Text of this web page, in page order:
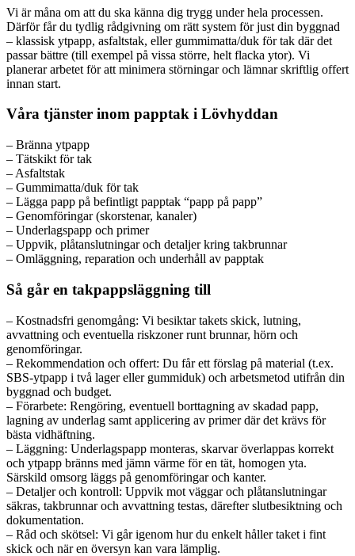
Vi är måna om att du ska känna dig trygg under hela processen.
Därför får du tydlig rådgivning om rätt system för just din byggnad
– klassisk ytpapp, asfaltstak, eller gummimatta/duk för tak där det
passar bättre (till exempel på vissa större, helt flacka ytor). Vi
planerar arbetet för att minimera störningar och lämnar skriftlig offert
innan start.
Våra tjänster inom papptak i Lövhyddan
– Bränna ytpapp
– Tätskikt för tak
– Asfaltstak
– Gummimatta/duk för tak
– Lägga papp på befintligt papptak “papp på papp”
– Genomföringar (skorstenar, kanaler)
– Underlagspapp och primer
– Uppvik, plåtanslutningar och detaljer kring takbrunnar
– Omläggning, reparation och underhåll av papptak
Så går en takpappsläggning till
– Kostnadsfri genomgång: Vi besiktar takets skick, lutning,
avvattning och eventuella riskzoner runt brunnar, hörn och
genomföringar.
– Rekommendation och offert: Du får ett förslag på material (t.ex.
SBS-ytpapp i två lager eller gummiduk) och arbetsmetod utifrån din
byggnad och budget.
– Förarbete: Rengöring, eventuell borttagning av skadad papp,
lagning av underlag samt applicering av primer där det krävs för
bästa vidhäftning.
– Läggning: Underlagspapp monteras, skarvar överlappas korrekt
och ytpapp bränns med jämn värme för en tät, homogen yta.
Särskild omsorg läggs på genomföringar och kanter.
– Detaljer och kontroll: Uppvik mot väggar och plåtanslutningar
säkras, takbrunnar och avvattning testas, därefter slutbesiktning och
dokumentation.
– Råd och skötsel: Vi går igenom hur du enkelt håller taket i fint
skick och när en översyn kan vara lämplig.